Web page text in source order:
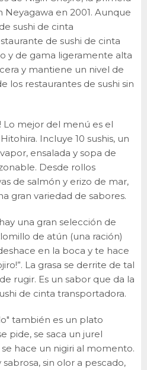
Neyagawa en 2001. Aunque
sushi de cinta
de sushi de cinta
y de gama ligeramente alta
y mantiene un nivel de
los restaurantes de sushi sin
Lo mejor del menú es el
Incluye 10 sushis, un
ensalada y sopa de
Desde rollos
de salmón y erizo de mar,
gran variedad de sabores.
una gran selección de
de atún (una ración)
en la boca y te hace
La grasa se derrite de tal
rugir. Es un sabor que da la
de cinta transportadora.
también es un plato
pide, se saca un jurel
hace un nigiri al momento.
sin olor a pescado,